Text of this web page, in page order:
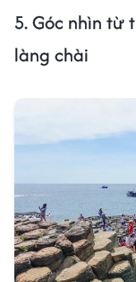
5. Góc nhìn từ
làng chài